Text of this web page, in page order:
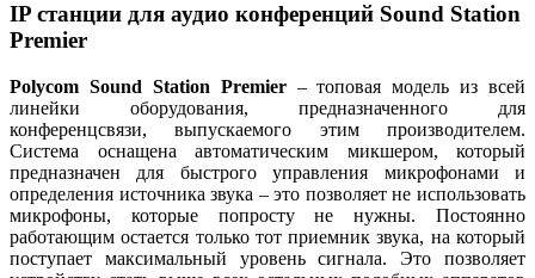
IP станции для аудио конференций Sound Station
Premier
Polycom Sound Station Premier– топовая модель из всей
линейки оборудования, предназначенного для
конференцсвязи, выпускаемого этим производителем.
Система оснащена автоматическим микшером, который
предназначен для быстрого управления микрофонами и
определения источника звука – это позволяет не использовать
микрофоны, которые попросту не нужны. Постоянно
работающим остается только тот приемник звука, на который
поступает максимальный уровень сигнала. Это позволяет